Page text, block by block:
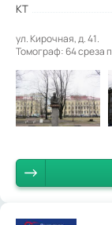
КТ
ул. Кирочная, д. 41.
Томограф: 64 среза